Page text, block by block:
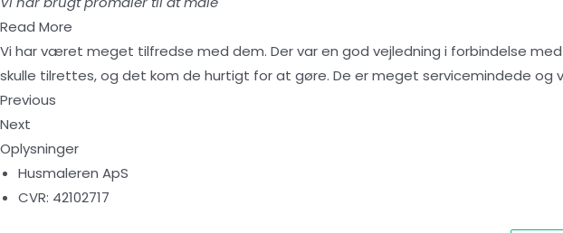
Read More
Vi har været meget tilfredse med dem. Der var en god vejledning i forbindelse
skulle tilrettes, og det kom de hurtigt for at gøre. De er meget servicemindede
Previous
Next
Oplysninger
Husmaleren ApS
CVR: 42102717